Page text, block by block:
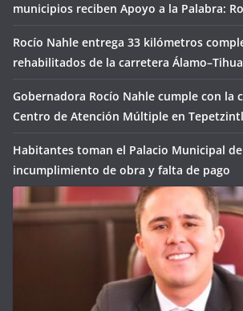
municipios reciben Apoyo a la Palabra:
Rocío Nahle entrega 33 kilómetros
rehabilitados de la carretera
Gobernadora Rocío Nahle cumple con la
Centro de Atención Múltiple en
Habitantes toman el Palacio Municipal
incumplimiento de obra y falta de pago